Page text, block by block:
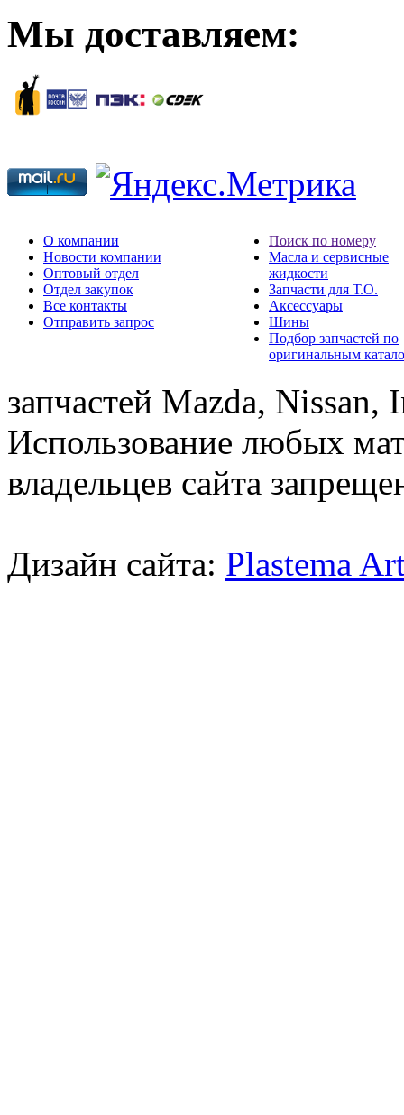
Мы доставляем:
О компании
Новости компании
Оптовый отдел
Отдел закупок
Все контакты
Отправить запрос
Поиск по номеру
Масла и сервисные
жидкости
Запчасти для Т.О.
Аксессуары
Шины
Подбор запчастей по
оригинальным
запчастей Mazda,
Использование любых
владельцев сайта
Дизайн сайта: Plastema